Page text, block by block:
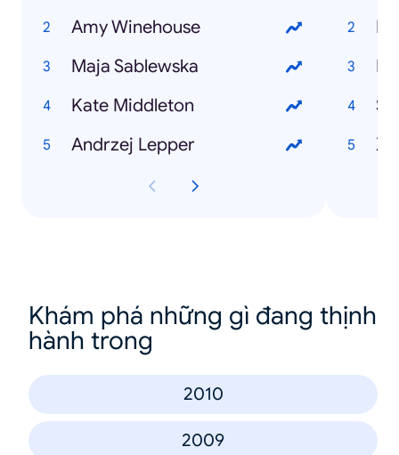
Amy Winehouse
Maja Sablewska
Kate Middleton
Andrzej Lepper
X
Khám phá những gì đang thịnh
hành trong
2010
2009